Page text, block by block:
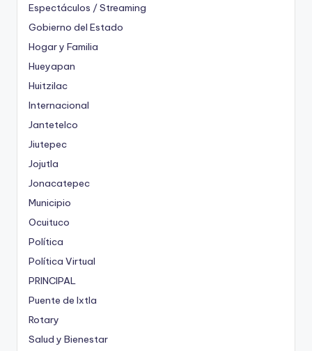
Espectáculos / Streaming
Gobierno del Estado
Hogar y Familia
Hueyapan
Huitzilac
Internacional
Jantetelco
Jiutepec
Jojutla
Jonacatepec
Municipio
Ocuituco
Política
Política Virtual
PRINCIPAL
Puente de Ixtla
Rotary
Salud y Bienestar